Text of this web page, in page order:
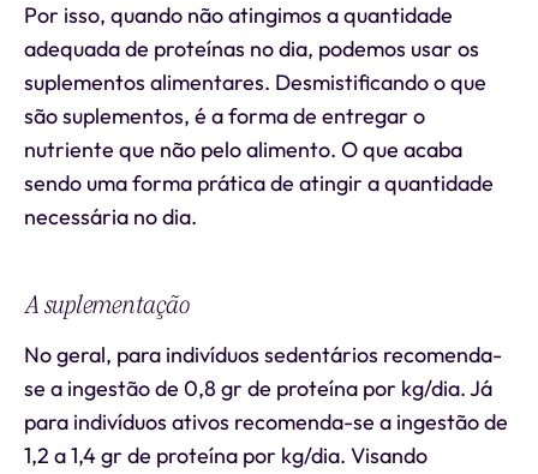
Por isso, quando não atingimos a quantidade
adequada de proteínas no dia, podemos usar os
suplementos alimentares. Desmistificando o que
são suplementos, é a forma de entregar o
nutriente que não pelo alimento. O que acaba
sendo uma forma prática de atingir a quantidade
necessária no dia.
A suplementação
No geral, para indivíduos sedentários recomenda-
se a ingestão de 0,8 gr de proteína por kg/dia. Já
para indivíduos ativos recomenda-se a ingestão de
1,2 a 1,4 gr de proteína por kg/dia. Visando